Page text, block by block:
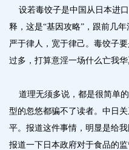
设若毒饺子是中国从日本进
释，这是“基因攻略”，跟前几
严于律人，宽于律己。毒饺子
过多，打算意淫一场什么亡我华
道理无须多说，都是很简单
型的忽悠都骗不了读者。中日
平。报道这件事情，明显是给
报道一下日本政府对于食品的